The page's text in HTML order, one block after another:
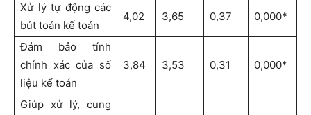
Xử lý tự động các
bút toán kế toán
4,02 3,65 0,37 0,000*
Đảm bảo tính
chính xác của số
liệu kế toán
3,84 3,53 0,31 0,000*
Giúp xử lý, cung